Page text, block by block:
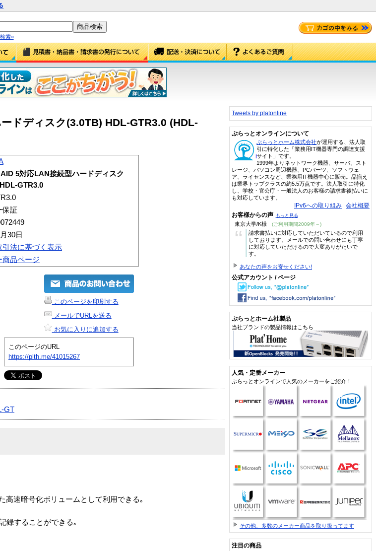
索»
ドディスク(3.0TB) HDL-GTR3.0 (HDL-
5対応LAN接続型ハードディスク
GTR3.0
保証
30日
引法に基づく表示
商品ページ
このページを印刷する
メールでURLを送る
お気に入りに追加する
このページのURL
https://plth.me/41015267
GT
高速暗号化ボリュームとして利用できる｡
録することができる｡
Tweets by platonline
ぷらっとオンラインについて
ぷらっとホーム株式会社が運用する、法人取
引に特化した「業務用IT機器専門の調達支援
サイト」です。
1999年よりネットワーク機器、サーバ、スト
レージ、パソコン周辺機器、PCパーツ、ソフトウェ
ア、ライセンスなど、業務用IT機器中心に販売。品揃え
は業界トップクラスの約5.5万点です。法人取引に特化
し、学校・官公庁・一般法人のお客様の請求書後払いに
も対応しています。
IPv6への取り組み 会社概要
お客様からの声 もっと見る
東京大学/K様 (ご利用期間2009年～)
“
請求書払いに対応していただいているので利用
しております。メールでの問い合わせにも丁寧
に対応していただけるので大変ありがたいで
す。
あなたの声をお寄せください!
公式アカウント / ページ
ぷらっとホーム社製品
当社ブランドの製品情報はこちら
人気・定番メーカー
ぷらっとオンラインで人気のメーカーをご紹介！
その他、多数のメーカー商品を取り扱ってます
注目の商品